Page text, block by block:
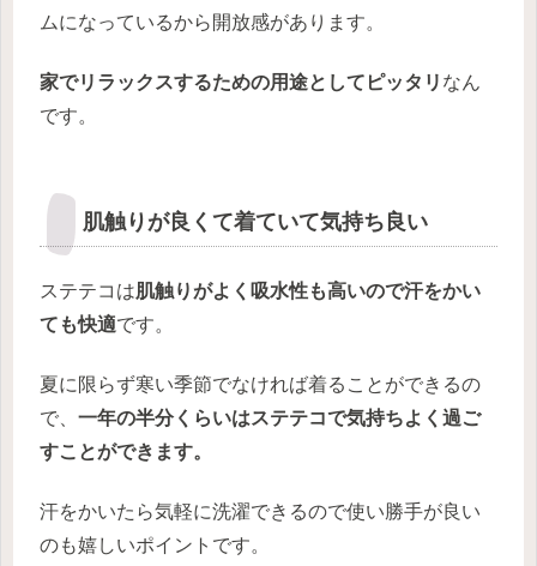
ムになっているから開放感があります。
家でリラックスするための用途としてピッタリ なん
です。
肌触りが良くて着ていて気持ち良い
ステテコは肌触りがよく吸水性も高いので汗をかい
ても快適です。
夏に限らず寒い季節でなければ着ることができるの
で、 一年の半分くらいはステテコで気持ちよく過ご
すことができます。
汗をかいたら気軽に洗濯できるので使い勝手が良い
のも嬉しいポイントです。